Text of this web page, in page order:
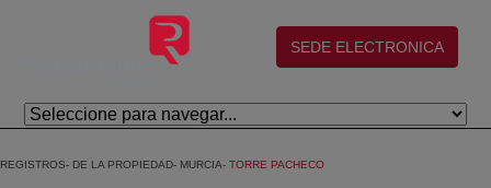
Skip to Main Content
(abre en nueva ventana)
SEDE ELECTRONICA
REGISTROS DE LA PROPIEDAD MURCIA TORRE PACHECO